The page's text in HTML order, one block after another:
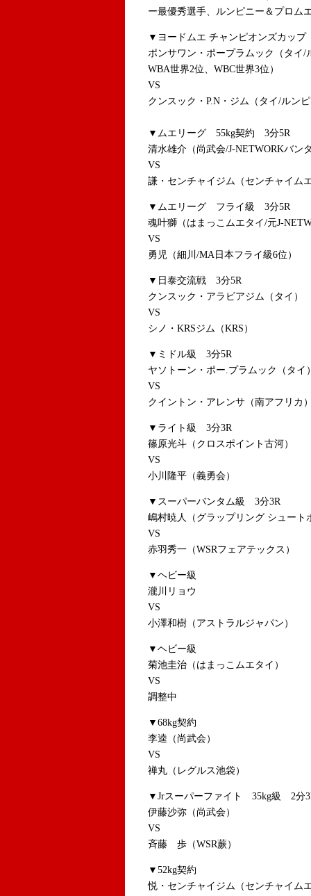
ー最優秀選手、ルンピニー＆プロム
▼ヨードムエ チャンピオンズカッ
ポンサワン・ポープラムック（タイ
WBA世界2位、WBC世界3位）
VS
クンスック・P.N・ジム（タイ/ルン
▼ムエリーグ 55kg契約 3分5R
清水雄介（尚武会/J-NETWORKバン
VS
謙・センチャイジム（センチャイム
▼ムエリーグ フライ級 3分5R
魂叶獅（はまっこムエタイ/元J-
VS
勇児（細川/MA日本フライ級6位）
▼日泰交流戦 3分5R
クンスック・アラビアジム（タイ）
VS
シノ・KRSジム（KRS）
▼ミドル級 3
ヤソトーン・ポー.プラムック（タイ
VS
クイントン・アレンサ（南アフリカ
▼ライト級 3分3R
篠原光斗（クロスポイント古河）
VS
小川隆平（義勇会）
▼スーパーバンタム級 3分3R
嶋村暁人（グラップリング シュート
VS
赤羽秀一（WSRフェアテックス）
▼ヘビー級
瀧川リョウ
VS
小澤和樹（アストラルジャパン）
▼ヘビー級
菊池圭治（はまっこムエタイ）
VS
調整中
▼68kg契約
李逵（尚武会）
VS
禅丸（レグルス池袋）
▼Jrスーパーファイト 35kg級 2分
伊藤沙弥（尚武会）
VS
斉藤 歩（WSR蕨）
▼52kg契約
悦・センチャイジム（センチャイム